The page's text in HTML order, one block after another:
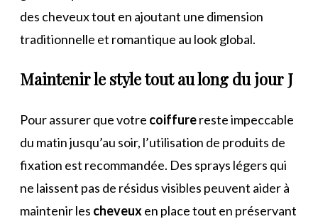
des cheveux tout en ajoutant une dimension
traditionnelle et romantique au look global.
Maintenir le style tout au long du jour J
Pour assurer que votre coiffurereste impeccable
du matin jusqu’au soir, l’utilisation de produits de
fixation est recommandée. Des sprays légers qui
ne laissent pas de résidus visibles peuvent aider à
maintenir les cheveuxen place tout en préservant